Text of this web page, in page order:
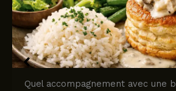
Quel accompagnement avec une